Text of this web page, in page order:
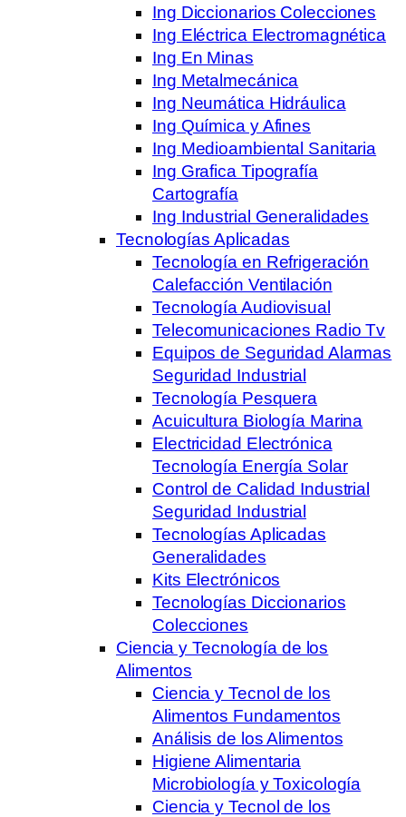
Ing Diccionarios Colecciones
Ing Eléctrica Electromagnética
Ing En Minas
Ing Metalmecánica
Ing Neumática Hidráulica
Ing Química y Afines
Ing Medioambiental Sanitaria
Ing Grafica Tipografía
Cartografía
Ing Industrial Generalidades
Tecnologías Aplicadas
Tecnología en Refrigeración
Calefacción Ventilación
Tecnología Audiovisual
Telecomunicaciones Radio Tv
Equipos de Seguridad Alarmas
Seguridad Industrial
Tecnología Pesquera
Acuicultura Biología Marina
Electricidad Electrónica
Tecnología Energía Solar
Control de Calidad Industrial
Seguridad Industrial
Tecnologías Aplicadas
Generalidades
Kits Electrónicos
Tecnologías Diccionarios
Colecciones
Ciencia y Tecnología de los
Alimentos
Ciencia y Tecnol de los
Alimentos Fundamentos
Análisis de los Alimentos
Higiene Alimentaria
Microbiología y Toxicología
Ciencia y Tecnol de los